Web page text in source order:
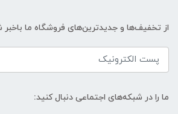
از تخفیف‌ها و جدیدترین‌های فروشگاه ما باخبر
ما را در شبکه‌های اجتماعی دنبال کنید: